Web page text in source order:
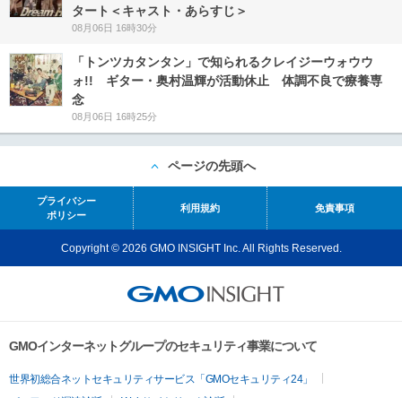
タート＜キャスト・あらすじ＞
08月06日 16時30分
「トンツカタンタン」で知られるクレイジーウォウウ
ォ!! ギター・奥村温輝が活動休止 体調不良で療養専
念
08月06日 16時25分
ページの先頭へ
プライバシー
ポリシー
利用規約 免責事項
Copyright © 2026 GMO INSIGHT Inc. All Rights Reserved.
GMOインターネットグループのセキュリティ事業について
世界初総合ネットセキュリティサービス「GMOセキュリティ24」